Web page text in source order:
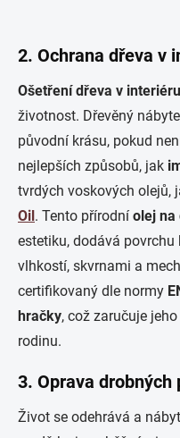
2. Ochrana dřeva v
Ošetření dřeva v interiéru
životnost. Dřevěný
původní krásu, pokud
nejlepších způsobů, jak
tvrdých voskových olejů,
Oil . Tento přírodní olej na
estetiku, dodává povrchu
vlhkostí, skvrnami a
certifikovaný dle normy
hračky, což zaručuje
rodinu.
3. Oprava drobných
Život se odehrává a